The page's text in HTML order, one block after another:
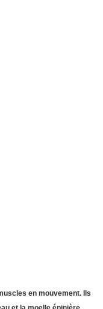
en mouvement. Ils